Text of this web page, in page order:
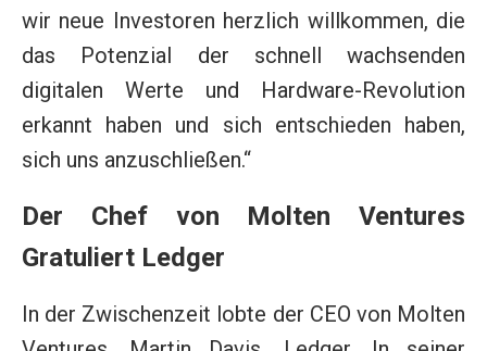
wir neue Investoren herzlich willkommen, die
das Potenzial der schnell wachsenden
digitalen Werte und Hardware-Revolution
erkannt haben und sich entschieden haben,
sich uns anzuschließen.“
Der Chef von Molten Ventures
Gratuliert Ledger
In der Zwischenzeit lobte der CEO von Molten